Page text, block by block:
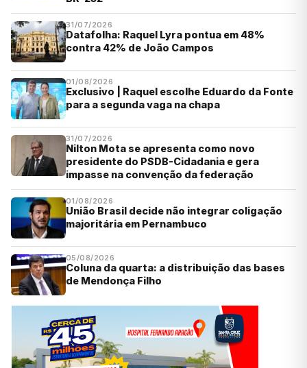
31/07/2026
Datafolha: Raquel Lyra pontua em 48%
contra 42% de João Campos
01/08/2026
Exclusivo | Raquel escolhe Eduardo da Fonte
para a segunda vaga na chapa
31/07/2026
Nilton Mota se apresenta como novo
presidente do PSDB-Cidadania e gera
impasse na convenção da federação
01/08/2026
União Brasil decide não integrar coligação
majoritária em Pernambuco
05/08/2026
Coluna da quarta: a distribuição das bases
de Mendonça Filho